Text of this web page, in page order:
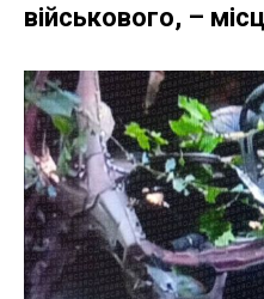
військового, –